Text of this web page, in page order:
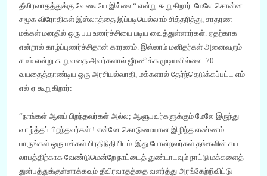
தீவிரவாதத்துக்கு வேலையே இல்லை“ என்று கூறுகிறார். மேலே சொன்ன
சமூக விரோதிகள் இஸ்லாத்தை இப்படியெல்லாம் சித்தரித்து சாதரண
மக்கள் மனதில் ஒரு பய உணர்ச்சியை படிய வைத்துள்ளார்கள். ஏதற்காக
என்றால் காழ்ப்புணர்ச்சிதான் காரணம். இஸ்லாம் மனிதர்கள் அனைவரும்
சமம் என்று கூறுவதை அவர்களால் ஜீரணிக்க முடியவில்லை. 70
வயதைத்தாண்டிய ஒரு அரசியல்வாதி மக்களால் தேர்ந்தெடுக்கப்பட்ட எம்
எல் ஏ கூறுகிறார்:
“நாங்கள் ஆளப் பிறந்தவர்கள் அல்ல; ஆளுபவர்களுக்கும் மேலே இருந்து
வாழ்த்தப் பிறந்தவர்கள்.! என்னே கொடுமையான இழிந்த எண்ணம்
பாருங்கள் ஒரு மக்கள் பிரதிநிதியிடம். இது போன்றவர்கள் தங்களின் சுய
லாபத்திற்காக வேண்டுமென்றே நாட்டைத் துண்டாடவும் நாட்டு மக்களைத்
துன்பத்துக்குள்ளாக்கவும் தீவிரவாதத்தை வளர்த்து அரங்கேற்றிவிட்டு